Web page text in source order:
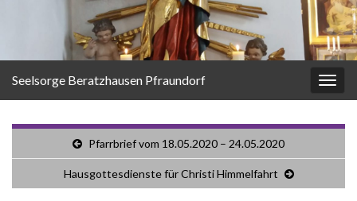
Seelsorge Beratzhausen Pfraundorf
Pfarrbrief vom 18.05.2020 – 24.05.2020
Hausgottesdienste für Christi Himmelfahrt